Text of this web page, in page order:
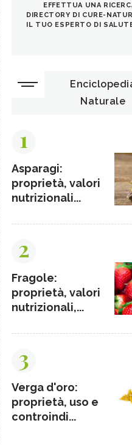
EFFETTUA UNA
DIRECTORY DI CURE-
IL TUO ESPERTO DI
Naturale
1
Asparagi:
proprietà, valori
nutrizionali...
2
Fragole:
proprietà, valori
nutrizionali,...
3
Verga d'oro:
proprietà, uso e
controindi...